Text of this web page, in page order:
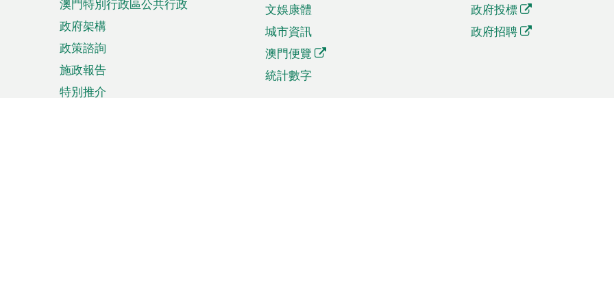
澳門特別行政區公共行政
政府架構
政策諮詢
施政報告
特別推介
文娛康體
城市資訊
澳門便覽
統計數字
政府投標
政府招聘